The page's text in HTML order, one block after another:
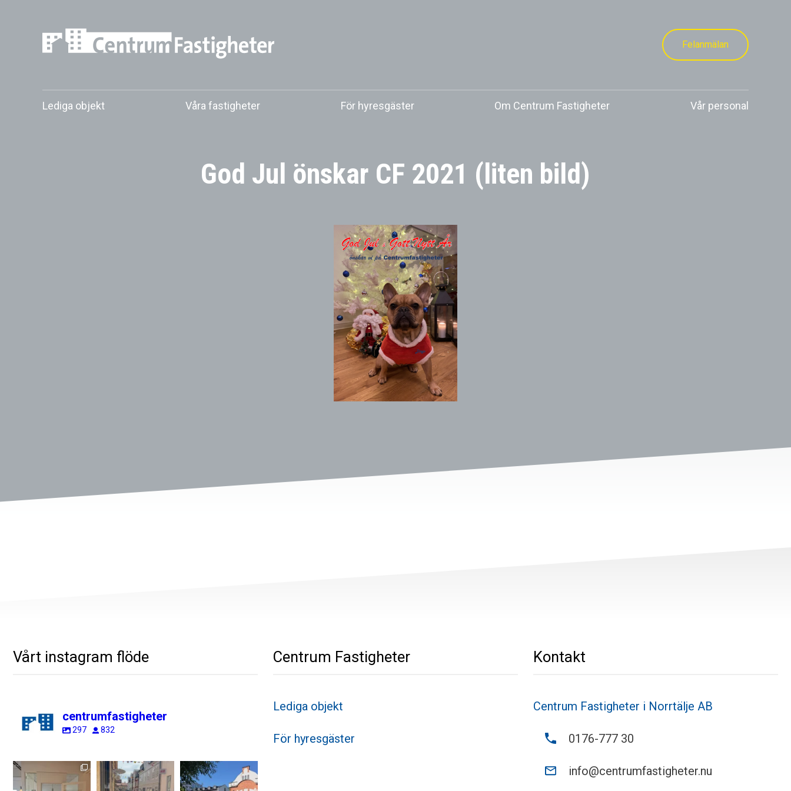
Felanmälan
Lediga objekt Våra fastigheter För hyresgäster Om Centrum Fastigheter Vår personal
God Jul önskar CF 2021 (liten bild)
Vårt instagram flöde
centrumfastigheter
297 832
Aug 7
centrumfastigheter
Jul 31
centrumfastigheter
Jul 28
Centrum Fastigheter
Lediga objekt
För hyresgäster
Kontakt
Centrum Fastigheter i Norrtälje AB
0176-777 30
info@centrumfastigheter.nu